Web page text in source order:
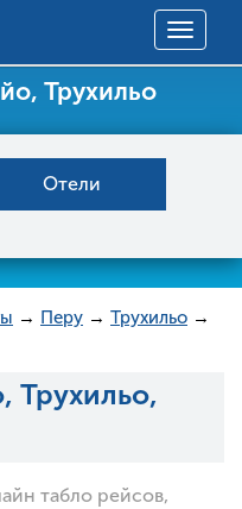
Toggle
Трухильо
Отели
→ Перу → Трухильо →
Трухильо,
табло рейсов,